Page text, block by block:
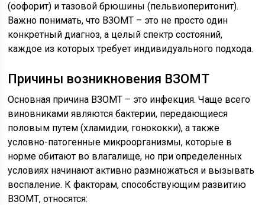
(оофорит) и тазовой брюшины (пельвиоперитонит).
Важно понимать, что ВЗОМТ – это не просто один
конкретный диагноз, а целый спектр состояний,
каждое из которых требует индивидуального подхода.
Причины возникновения ВЗОМТ
Основная причина ВЗОМТ – это инфекция. Чаще всего
виновниками являются бактерии, передающиеся
половым путем (хламидии, гонококки), а также
условно-патогенные микроорганизмы, которые в
норме обитают во влагалище, но при определенных
условиях начинают активно размножаться и вызывать
воспаление. К факторам, способствующим развитию
ВЗОМТ, относятся: